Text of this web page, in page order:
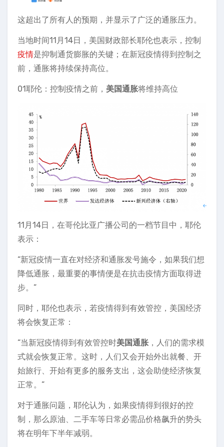
这超出了所有人的预期，并显示了广泛的通胀压力。
当地时间11月14日，美国财政部长耶伦也表示，控制
疫情是抑制通货膨胀的关键；在新冠疫情得到控制之
前，通胀将持续保持高位。
01耶伦：控制疫情之前， 美国通胀将维持高位
11月14日，在哥伦比亚广播公司的一档节目中，耶伦
表示：
“新冠疫情一直在对经济和通胀发号施令，如果我们想
降低通胀，最重要的事情便是在抗击疫情方面取得进
步。”
同时，耶伦也表示，若疫情得到有效管控，美国经济
将会恢复正常：
“当新冠疫情得到有效管控时美国通胀 ，人们的需求模
式就会恢复正常。这时，人们又会开始外出就餐、开
始旅行、开始有更多的服务支出，这会助使经济恢复
正常。”
对于通胀问题，耶伦认为，如果疫情得到很好的控
制，那么原油、二手车等日常必需品价格飙升的势头
将在明年下半年减弱。